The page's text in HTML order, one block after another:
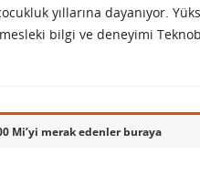
yıllarına dayanıyor.
bilgi ve deneyimi
Mi’yi merak edenler buraya